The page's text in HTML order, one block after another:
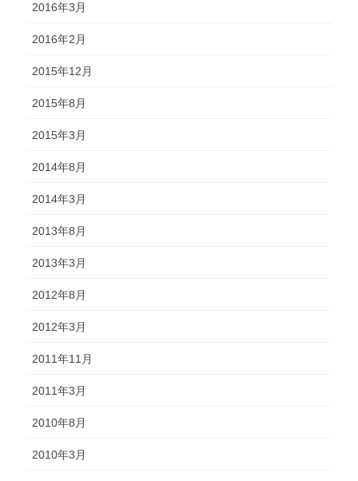
2016年3月
2016年2月
2015年12月
2015年8月
2015年3月
2014年8月
2014年3月
2013年8月
2013年3月
2012年8月
2012年3月
2011年11月
2011年3月
2010年8月
2010年3月